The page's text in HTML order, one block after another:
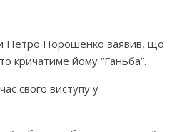
Петро Порошенко заявив, що
кричатиме йому “Ганьба”.
свого виступу у